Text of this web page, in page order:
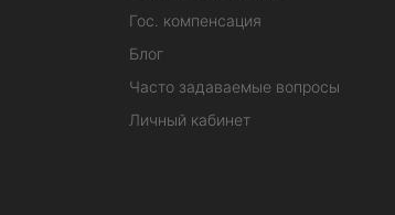
Гос. компенсация
Блог
Часто задаваемые вопросы
Личный кабинет